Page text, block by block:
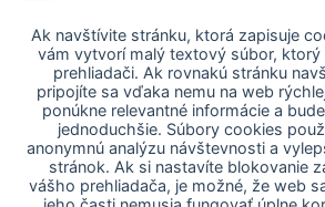
Obchodné podmienky
Ochrana osobných údajov
Cookies
STIAHNI SI APKU
Ak navštívite stránku, ktorá zapisuje
vám vytvorí malý textový súbor, ktorý
prehliadači. Ak rovnakú stránku
pripojíte sa vďaka nemu na web
ponúkne relevantné informácie a
jednoduchšie. Súbory cookies
anonymnú analýzu návštevnosti a
stránok. Ak si nastavíte blokovanie
vášho prehliadača, je možné, že web